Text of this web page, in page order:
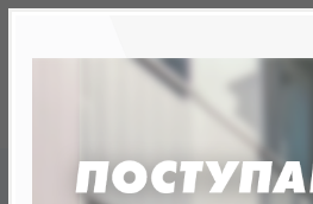
Скидки на новостройки, бонусы